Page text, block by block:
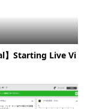
】Starting Live Vi